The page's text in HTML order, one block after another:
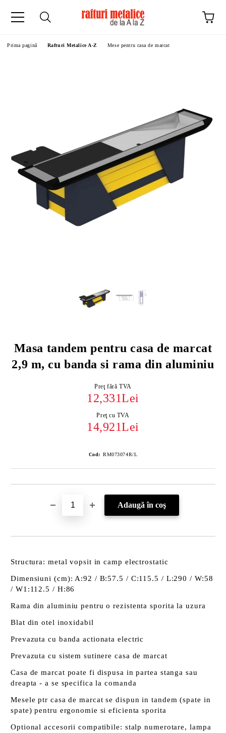
Prima pagină Rafturi Metalice A-Z Mese pentru casa de marcat
Masa tandem pentru casa de marcat
2,9 m, cu banda si rama din aluminiu
Preţ fără TVA
12,331Lei
Preţ cu TVA
14,921Lei
Cod: RM073074R/L
Structura: metal vopsit in camp electrostatic
Dimensiuni (cm): A:92 / B:57.5 / C:115.5 / L:290 / W:58
/ W1:112.5 / H:86
Rama din aluminiu pentru o rezistenta sporita la uzura
Blat din otel inoxidabil
Prevazuta cu banda actionata electric
Prevazuta cu sistem sutinere casa de marcat
Casa de marcat poate fi dispusa in partea stanga sau
dreapta - a se specifica la comanda
Mesele ptr casa de marcat se dispun in tandem (spate in
spate) pentru ergonomie si eficienta sporita
Optional accesorii compatibile: stalp numerotare, lampa